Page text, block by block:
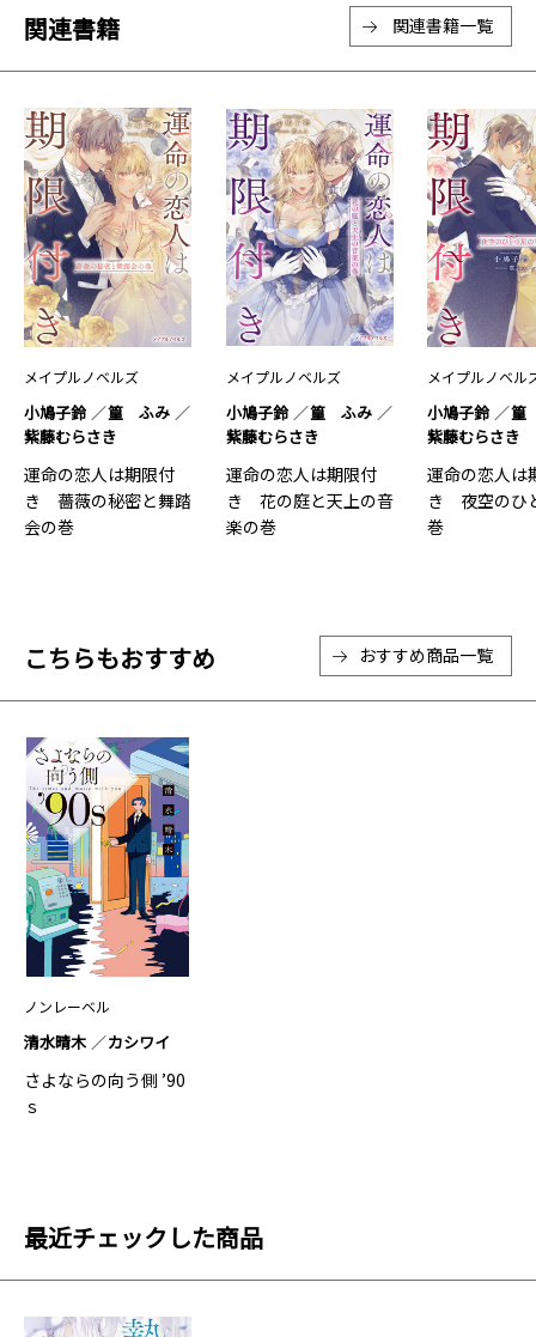
関連書籍 関連書籍一覧
メイプルノベルズ
小鳩子鈴
篁 ふみ
紫藤むらさき
運命の恋人は期限付
き 薔薇の秘密と舞踏
会の巻
メイプルノベルズ
小鳩子鈴
篁 ふみ
紫藤むらさき
運命の恋人は期限付
き 花の庭と天上の音
楽の巻
メイプルノベル
小鳩子鈴
篁
紫藤むらさき
運命の恋人は
き 夜空のひ
巻
こちらもおすすめ おすすめ商品一覧
ノンレーベル
清水晴木 カシワイ
さよならの向う側 ’90
ｓ
最近チェックした商品